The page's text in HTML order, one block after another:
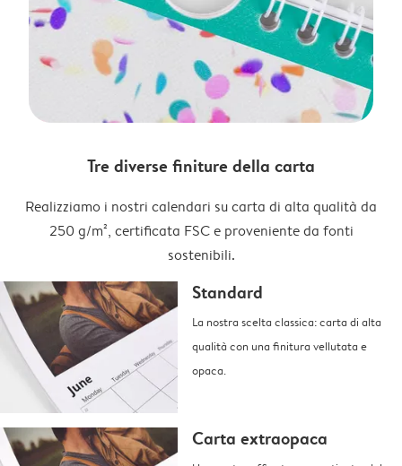
Tre diverse finiture della carta
Realizziamo i nostri calendari su carta di alta qualità da
250 g/m², certificata FSC e proveniente da fonti
sostenibili.
Standard
La nostra scelta classica: carta di alta
qualità con una finitura vellutata e
opaca.
Carta extraopaca